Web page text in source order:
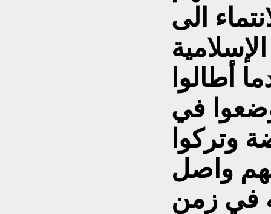
الى
أطالوا
في
وتركوا
واصل
في زمن